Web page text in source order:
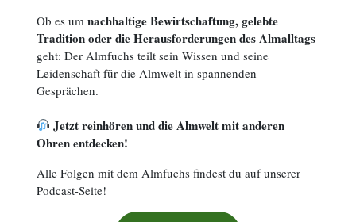
Ob es um nachhaltige Bewirtschaftung, gelebte
Tradition oder die Herausforderungen des Almalltags
geht: Der Almfuchs teilt sein Wissen und seine
Leidenschaft für die Almwelt in spannenden
Gesprächen.
Jetzt reinhören und die Almwelt mit anderen
Ohren entdecken!
Alle Folgen mit dem Almfuchs findest du auf unserer
Podcast-Seite!